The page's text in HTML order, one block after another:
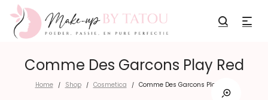
Comme Des Garcons Play Red
Home / Shop / Cosmetica / Comme Des Garcons Play Red